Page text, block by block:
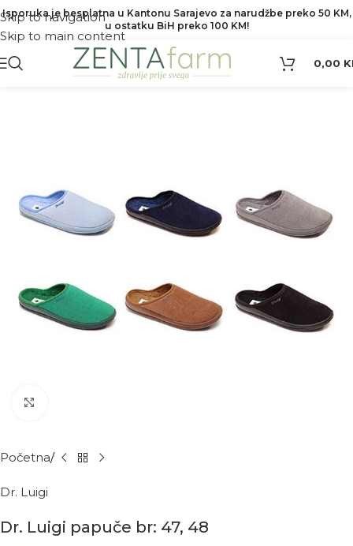
Skip to navigation
Skip to main content
Isporuka je besplatna u Kantonu Sarajevo za narudžbe preko 50 KM,
u ostatku BiH preko 100 KM!
0,00
Početna
Dr. Luigi
Dr. Luigi papuče br: 47, 48